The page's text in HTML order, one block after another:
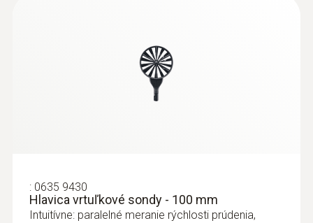
: 0635 9430
Hlavica vrtuľkové sondy - 100 mm
Intuitívne: paralelné meranie rýchlosti prúdenia,